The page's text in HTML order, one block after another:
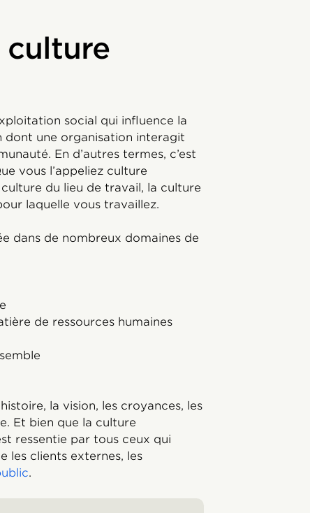
culture
social qui influence la
dont une organisation interagit
En d’autres termes, c’est
vous l’appeliez culture
du lieu de travail, la culture
laquelle vous travaillez.
dans de nombreux domaines de
de ressources humaines
la vision, les croyances, les
Et bien que la culture
ressentie par tous ceux qui
les clients externes, les
.